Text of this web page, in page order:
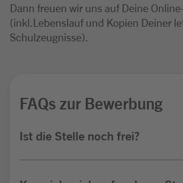
Dann freuen wir uns auf Deine
(inkl.Lebenslauf und Kopien Deiner
Schulzeugnisse).
FAQs zur Bewerbung
Ist die Stelle noch frei?